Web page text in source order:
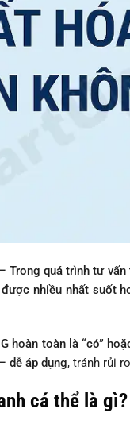
– Trong quá trình tư
được nhiều nhất suốt
hoàn toàn là “có”
dễ áp dụng, tránh rủi
cá thể là